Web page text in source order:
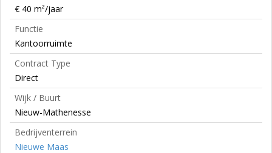
€ 40 m²/jaar
Functie
Kantoorruimte
Contract Type
Direct
Wijk / Buurt
Nieuw-Mathenesse
Bedrijventerrein
Nieuwe Maas